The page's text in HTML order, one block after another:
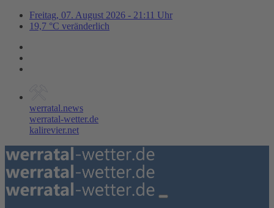
Freitag, 07. August 2026 - 21:11 Uhr
19,7 °C veränderlich
werratal.news
werratal-wetter.de
kalirevier.net